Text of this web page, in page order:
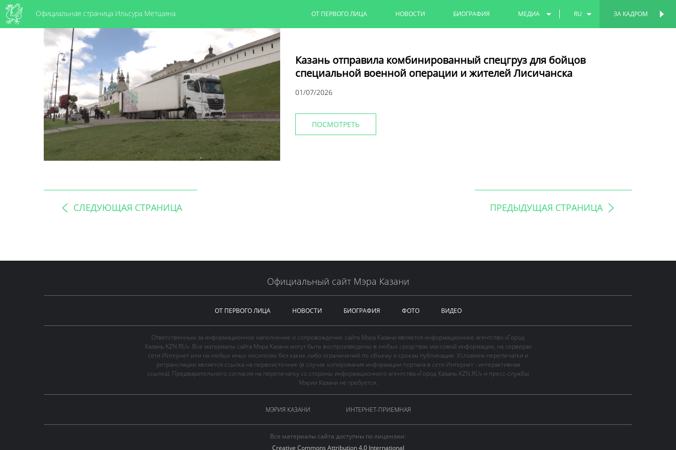
Официальная страница Ильсура Метшина ЗА КАДРОМ
ОТ ПЕРВОГО ЛИЦА НОВОСТИ БИОГРАФИЯ МЕДИА
ВИДЕО
RU
Казань отправила комбинированный спецгруз для бойцов
специальной военной операции и жителей Лисичанска
01/07/2026
ПОСМОТРЕТЬ
СЛЕДУЮЩАЯ СТРАНИЦА ПРЕДЫДУЩАЯ СТРАНИЦА
Официальный сайт Мэра Казани
ОТ ПЕРВОГО ЛИЦА НОВОСТИ БИОГРАФИЯ ФОТО ВИДЕО
Ответственным за информационное наполнение и сопровождение сайта Мэра Казани является информационное агентство «Город
Казань KZN.RU». Все материалы сайта Мэра Казани могут быть воспроизведены в любых средствах массовой информации, на серверах
сети Интернет или на любых иных носителях без каких-либо ограничений по объему и срокам публикации. Условием перепечатки и
ретрансляции является ссылка на первоисточник (в случае копирования информации портала в сети Интернет - интерактивная
ссылка). Предварительного согласия на перепечатку со стороны информационного агентства «Город Казань KZN.RU» и пресс-службы
Мэрии Казани не требуется.
МЭРИЯ КАЗАНИ ИНТЕРНЕТ-ПРИЕМНАЯ
Все материалы сайта доступны по лицензии:
Creative Commons Attribution 4.0 International